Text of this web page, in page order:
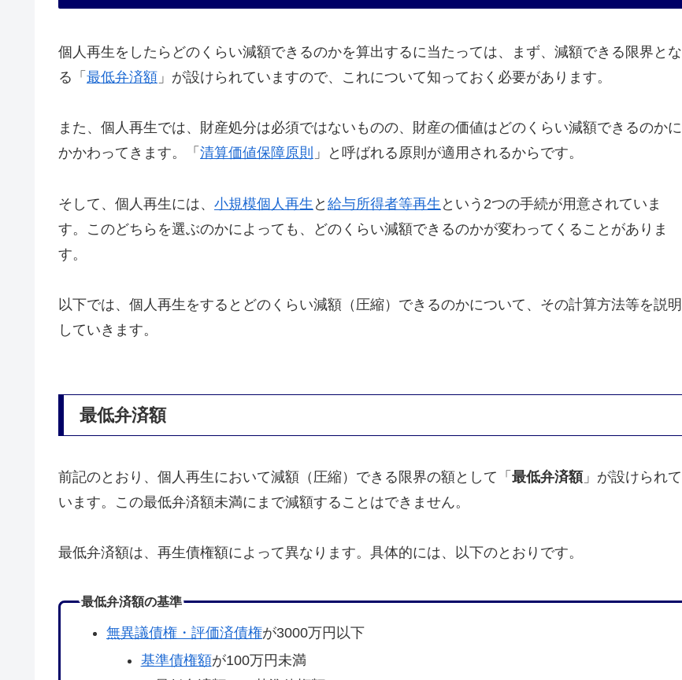
個人再生をしたらどのくらい減額できるのかを算出するに当たっては、まず、減額できる限界とな
る「 最低弁済額 」が設けられていますので、これについて知っておく必要があります。
また、個人再生では、財産処分は必須ではないものの、財産の価値はどのくらい減額できるのかに
かかわってきます。「 清算価値保障原則 」と呼ばれる原則が適用されるからです。
そして、個人再生には、 小規模個人再生 と 給与所得者等再生 という2つの手続が用意されていま
す。このどちらを選ぶのかによっても、どのくらい減額できるのかが変わってくることがありま
す。
以下では、個人再生をするとどのくらい減額（圧縮）できるのかについて、その計算方法等を説明
していきます。
最低弁済額
前記のとおり、個人再生において減額（圧縮）できる限界の額として「 最低弁済額」が設けられて
います。この最低弁済額未満にまで減額することはできません。
最低弁済額は、再生債権額によって異なります。具体的には、以下のとおりです。
最低弁済額の基準
無異議債権・評価済債権が3000万円以下
基準債権額が100万円未満